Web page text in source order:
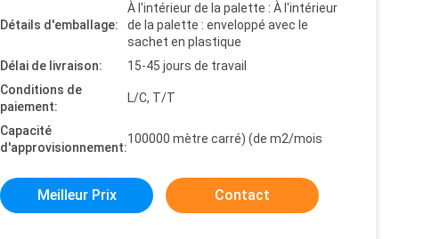
Détails d'emballage:
À l'intérieur de la palette : À l'intérieur
de la palette : enveloppé avec le
sachet en plastique
Délai de livraison:
15-45 jours de travail
Conditions de
paiement:
L/C, T/T
Capacité
d'approvisionnement:
100000 mètre carré) (de m2/mois
Meilleur Prix Contact